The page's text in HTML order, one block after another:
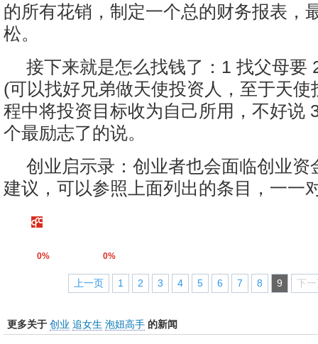
的所有花销，制定一个总的财务报表，
松。
接下来就是怎么找钱了：1 找父母要
(可以找好兄弟做天使投资人，至于天使
程中将投资目标收为自己所用，不好说
个最励志了的说。
创业启示录：创业者也会面临创业资
建议，可以参照上面列出的条目，一一
0% 0%
上一页 1 2 3 4 5 6 7 8 9 下
更多关于 创业 追女生 泡妞高手 的新闻